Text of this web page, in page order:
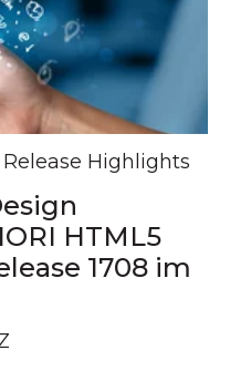
Release Highlights
HTML5
1708 im